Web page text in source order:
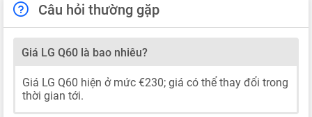
Câu hỏi thường gặp
Giá LG Q60 là bao nhiêu?
Giá LG Q60 hiện ở mức €230; giá có thể thay đổi trong
thời gian tới.